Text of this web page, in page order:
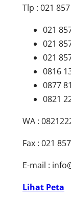
Tlp : 021
021
021
021
0816
0877
0821
WA :
Fax : 021
E-mail :
Lihat Peta